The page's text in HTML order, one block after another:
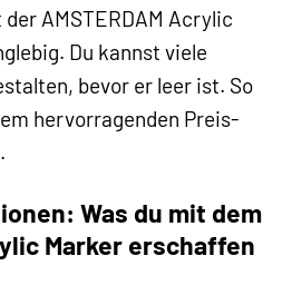
AMSTERDAM Acrylic
Du kannst viele
bevor er leer ist. So
hervorragenden Preis-
Was du mit dem
Marker erschaffen